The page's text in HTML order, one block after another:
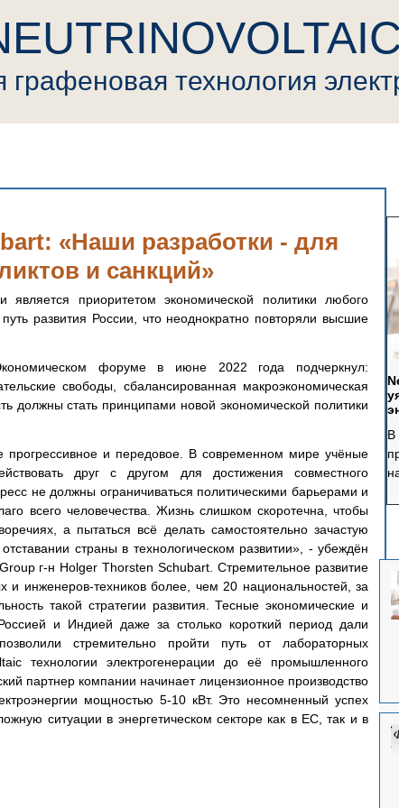
графеновая технология
«Наши разработки - для
и санкций»
является приоритетом экономической политики любого
развития России, что неоднократно повторяли высшие
форуме в июне 2022 года подчеркнул:
свободы, сбалансированная макроэкономическая
должны стать принципами новой экономической политики
прогрессивное и передовое. В современном мире учёные
друг с другом для достижения совместного
не должны ограничиваться политическими барьерами и
всего человечества. Жизнь слишком скоротечна, чтобы
а пытаться всё делать самостоятельно зачастую
страны в технологическом развитии», - убеждён
г-н Holger Thorsten Schubart. Стремительное развитие
и инженеров-техников более, чем 20 национальностей, за
такой стратегии развития. Тесные экономические и
и Индией даже за столько короткий период дали
стремительно пройти путь от лабораторных
технологии электрогенерации до её промышленного
партнер компании начинает лицензионное производство
мощностью 5-10 кВт. Это несомненный успех
ситуации в энергетическом секторе как в ЕС, так и в
В